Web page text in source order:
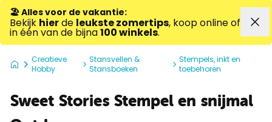
🏖️ Alles voor de vakantie:
Bekijk hierde leukste zomertips, koop online of
in één van de bijna100 winkels.
Creatieve
Hobby
Stansvellen &
Stansboeken
Stempels, inkt en
toebehoren
Sweet Stories Stempel en snijmal